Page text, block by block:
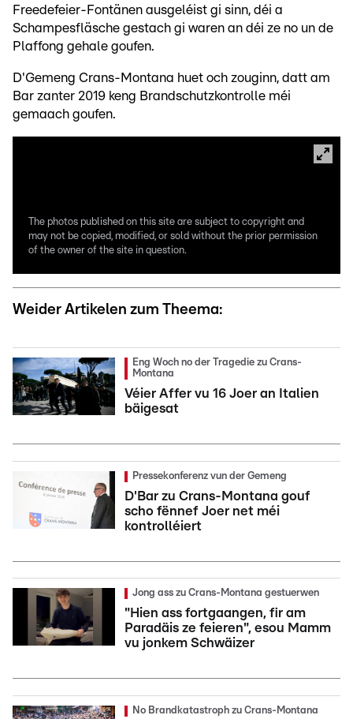
Freedefeier-Fontänen ausgeléist gi sinn, déi a
Schampesfläsche gestach gi waren an déi ze no un de
Plaffong gehale goufen.
D'Gemeng Crans-Montana huet och zouginn, datt am
Bar zanter 2019 keng Brandschutzkontrolle méi
gemaach goufen.
The photos published on this site are subject to copyright and
may not be copied, modified, or sold without the prior permission
of the owner of the site in question.
Weider Artikelen zum Theema:
Eng Woch no der Tragedie zu Crans-
Montana
Véier Affer vu 16 Joer an Italien
bäigesat
Pressekonferenz vun der Gemeng
D'Bar zu Crans-Montana gouf
scho fënnef Joer net méi
kontrolléiert
Jong ass zu Crans-Montana gestuerwen
"Hien ass fortgaangen, fir am
Paradäis ze feieren", esou Mamm
vu jonkem Schwäizer
No Brandkatastroph zu Crans-Montana